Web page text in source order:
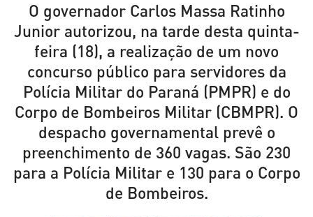
O governador Carlos Massa Ratinho
Junior autorizou, na tarde desta quinta-
feira (18), a realização de um novo
concurso público para servidores da
Polícia Militar do Paraná (PMPR) e do
Corpo de Bombeiros Militar (CBMPR). O
despacho governamental prevê o
preenchimento de 360 vagas. São 230
para a Polícia Militar e 130 para o Corpo
de Bombeiros.